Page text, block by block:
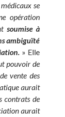
se
opération
soumise à
ambiguïté
» Elle
pouvoir de
vente des
aurait
contrats de
aurait